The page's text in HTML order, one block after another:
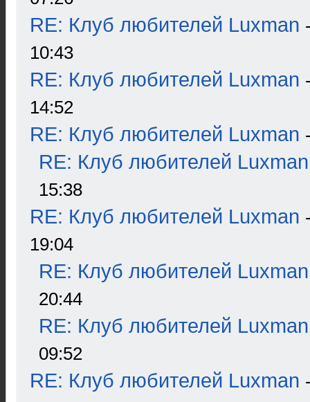
RE: Клуб любителей Luxman
10:43
RE: Клуб любителей Luxman
14:52
RE: Клуб любителей Luxman
RE: Клуб любителей Luxman
15:38
RE: Клуб любителей Luxman
19:04
RE: Клуб любителей Luxman
20:44
RE: Клуб любителей Luxman
09:52
RE: Клуб любителей Luxman